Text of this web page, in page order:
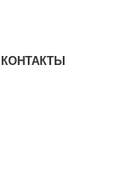
КОНТАКТЫ